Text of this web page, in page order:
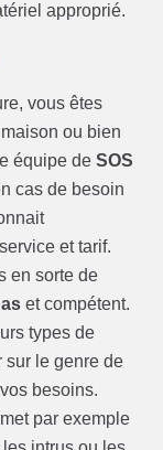
approprié.
vous êtes
ou bien
équipe deSOS
cas de besoin
et tarif.
en sorte de
et compétent.
types de
sur le genre de
besoins.
par exemple